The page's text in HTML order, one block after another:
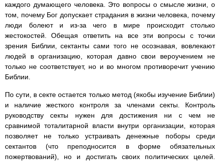
каждого думающего человека. Это вопросы о смысле жизни, о
том, почему Бог допускает страдания в жизни человека, почему
люди болеют и из-за чего в мире происходит столько
жестокостей. Обещая ответить на все эти вопросы с точки
зрения Библии, сектанты сами того не осознавая, вовлекают
людей в организацию, которая давно свои вероучением не
только не соответствует, но и во многом противоречит учению
Библии.
По сути, в секте остается только метод (якобы изучение Библии)
и наличие жесткого контроля за членами секты. Контроль
руководству секты нужен для достижения ни с чем не
сравнимой тоталитарной власти внутри организации, которая
позволяет не только устраивать денежные поборы среди
сектантов (что преподносится в форме обязательных
пожертвований), но и достигать своих политических целей.